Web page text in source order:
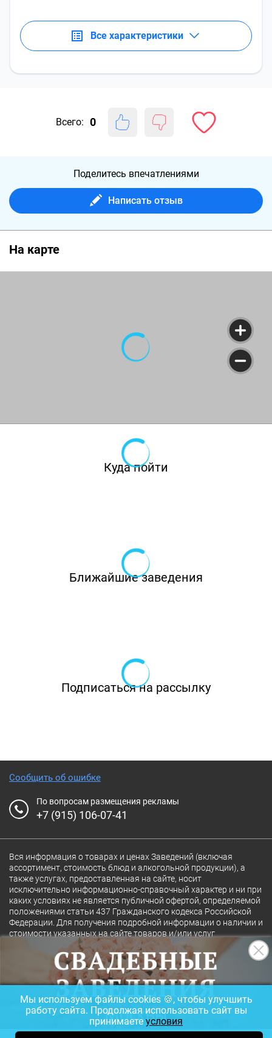
Все характеристики
Всего: 0
Поделитесь впечатлениями
Написать отзыв
На карте
Куда пойти
Ближайшие заведения
Подписаться на рассылку
Сообщить об ошибке
По вопросам размещения рекламы
+7 (915) 106-07-41
Вся информация о товарах и ценах Заведений (включая
ассортимент, стоимость блюд и алкогольной продукции), а
также услугах, предоставленная на сайте, носит
исключительно информационно-справочный характер и ни при
каких условиях не является публичной офертой, определяемой
положениями статьи 437 Гражданского кодекса Российской
Федерации. Для получения подробной информации о наличии и
стоимости указанных на сайте товаров и/или услуг
конкретного Заведения обращайтесь непосредственно в
Полная версия сайта 18+
© 2026 Ресторан.Ru
Мы используем файлы cookies 🍪, чтобы улучшить
работу сайта. Продолжая использовать сайт вы
принимаете условия